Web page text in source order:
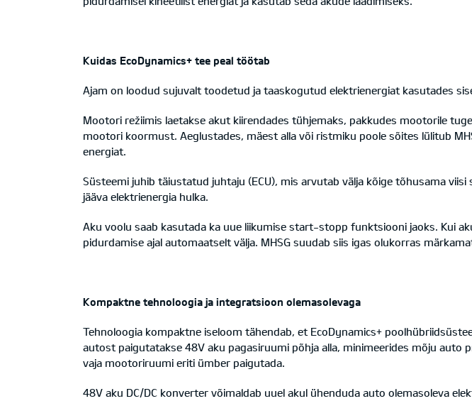
Kuidas EcoDynamics+ tee peal töötab
Ajam on loodud sujuvalt toodetud ja taaskogutud elektrienergiat kasutades
Mootori režiimis laetakse akut kiirendades tühjemaks, pakkudes mootorile
mootori koormust. Aeglustades, mäest alla või ristmiku poole sõites lülitub
energiat.
Süsteemi juhib täiustatud juhtaju (ECU), mis arvutab välja kõige tõhusama
jääva elektrienergia hulka.
Aku voolu saab kasutada ka uue liikumise start-stopp funktsiooni jaoks. Kui
pidurdamise ajal automaatselt välja. MHSG suudab siis igas olukorras
Kompaktne tehnoloogia ja integratsioon olemasolevaga
Tehnoloogia kompaktne iseloom tähendab, et EcoDynamics+
autost paigutatakse 48V aku pagasiruumi põhja alla, minimeerides mõju auto
vaja mootoriruumi eriti ümber paigutada.
48V aku DC/DC konverter võimaldab uuel akul ühenduda auto olemasoleva